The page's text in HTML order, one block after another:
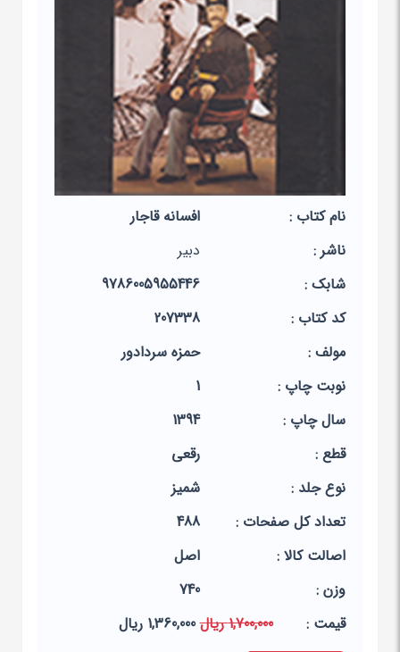
نام کتاب :
افسانه قاجار
ناشر :
دبیر
شابک :
9786005955446
کد کتاب :
207338
مولف :
حمزه سردادور
نوبت چاپ :
1
سال چاپ :
1394
قطع :
رقعی
نوع جلد :
شمیز
تعداد کل صفحات :
488
اصالت کالا :
اصل
وزن :
740
قيمت :
1,700,000 ریال
1,360,000 ریال